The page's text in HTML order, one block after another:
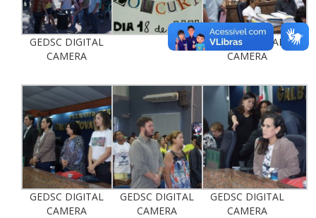
GEDSC DIGITAL
CAMERA
GEDSC DIGITAL
CAMERA
GEDSC DIGITAL
CAMERA
GEDSC DIGITAL
CAMERA
GEDSC DIGITAL
CAMERA